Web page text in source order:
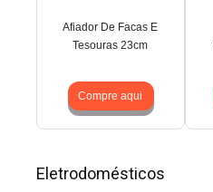
Afiador De Facas E
Tesouras 23cm
Compre aqui
Eletrodomésticos